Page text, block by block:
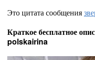
Это цитата сообщения
Краткое бесплатное
polskairina